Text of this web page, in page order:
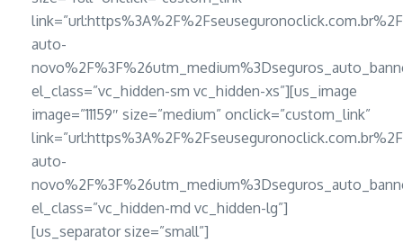
auto-
el_class=”vc_hidden-sm vc_hidden-xs”][us_image
image=”11159″ size=”medium” onclick=”custom_link”
auto-
el_class=”vc_hidden-md vc_hidden-lg”]
[us_separator size=”small”]